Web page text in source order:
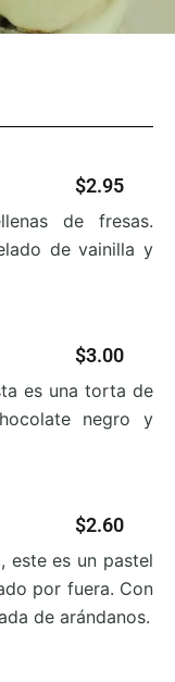
$2.95
de fresas.
de vainilla y
$3.00
es una torta de
negro y
$2.60
este es un pastel
por fuera. Con
de arándanos.